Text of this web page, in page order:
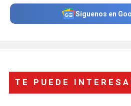
Síguenos en
TE PUEDE